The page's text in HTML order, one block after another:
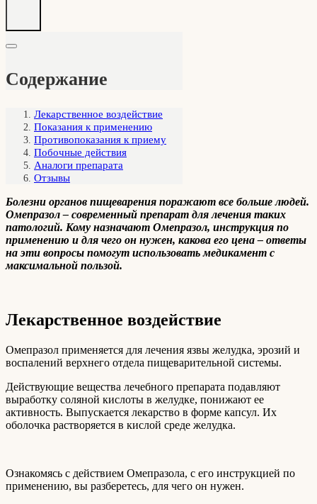
Содержание
Лекарственное воздействие
Показания к применению
Противопоказания к приему
Побочные действия
Аналоги препарата
Отзывы
Болезни органов пищеварения поражают все больше людей.
Омепразол – современный препарат для лечения таких
патологий. Кому назначают Омепразол, инструкция по
применению и для чего он нужен, какова его цена – ответы
на эти вопросы помогут использовать медикамент с
максимальной пользой.
Лекарственное воздействие
Омепразол применяется для лечения язвы желудка, эрозий и
воспалений верхнего отдела пищеварительной системы.
Действующие вещества лечебного препарата подавляют
выработку соляной кислоты в желудке, понижают ее
активность. Выпускается лекарство в форме капсул. Их
оболочка растворяется в кислой среде желудка.
Ознакомясь с действием Омепразола, с его инструкцией по
применению, вы разберетесь, для чего он нужен.